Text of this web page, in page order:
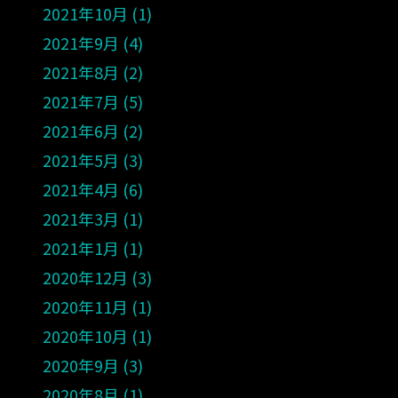
2021年10月
1
2021年9月 4
2021年8月 2
2021年7月 5
2021年6月 2
2021年5月 3
2021年4月 6
2021年3月
1
2021年1月
1
2020年12月 3
2020年11月
1
2020年10月
1
2020年9月 3